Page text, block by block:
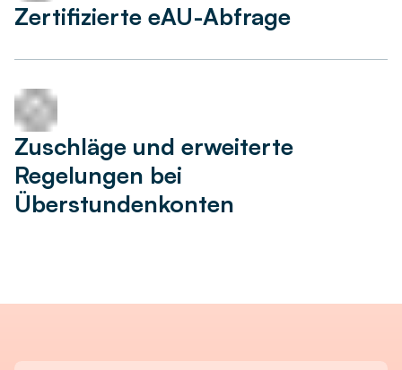
Zertifizierte eAU-Abfrage
Zuschläge und erweiterte
Regelungen bei
Überstundenkonten